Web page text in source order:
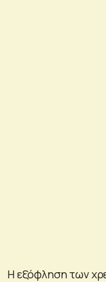
Η εξόφληση των